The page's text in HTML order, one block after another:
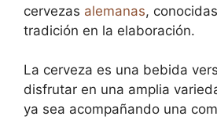
cervezas alemanas,
tradición en la elaboración.
La cerveza es una bebida
disfrutar en una amplia
ya sea acompañando una